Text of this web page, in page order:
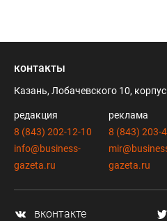
контакты
Казань, Лобачевского 10,
редакция
8 (843) 202-12-10
info@business-
gazeta.ru
реклама
8 (843) 203-
gazeta.ru
вконтакте